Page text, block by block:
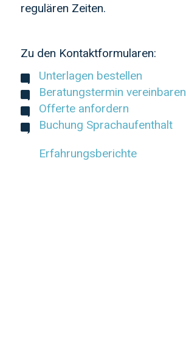
regulären Zeiten.
Zu den Kontaktformularen:
Unterlagen bestellen
Beratungstermin vereinbaren
Offerte anfordern
Buchung Sprachaufenthalt
Erfahrungsberichte